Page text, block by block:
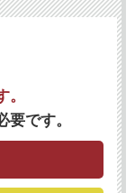
要です。